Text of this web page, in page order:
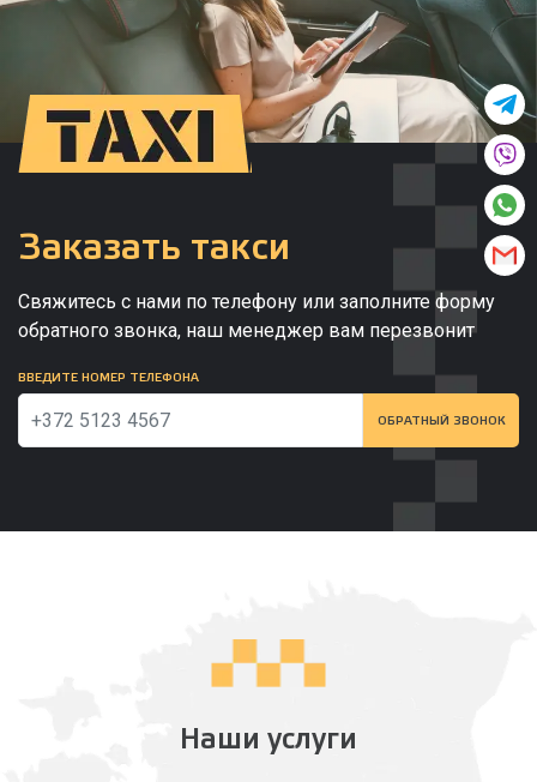
Заказать такси
Свяжитесь с нами по телефону или заполните форму
обратного звонка, наш менеджер вам перезвонит
ВВЕДИТЕ НОМЕР ТЕЛЕФОНА
ОБРАТНЫЙ ЗВОНОК
Наши услуги